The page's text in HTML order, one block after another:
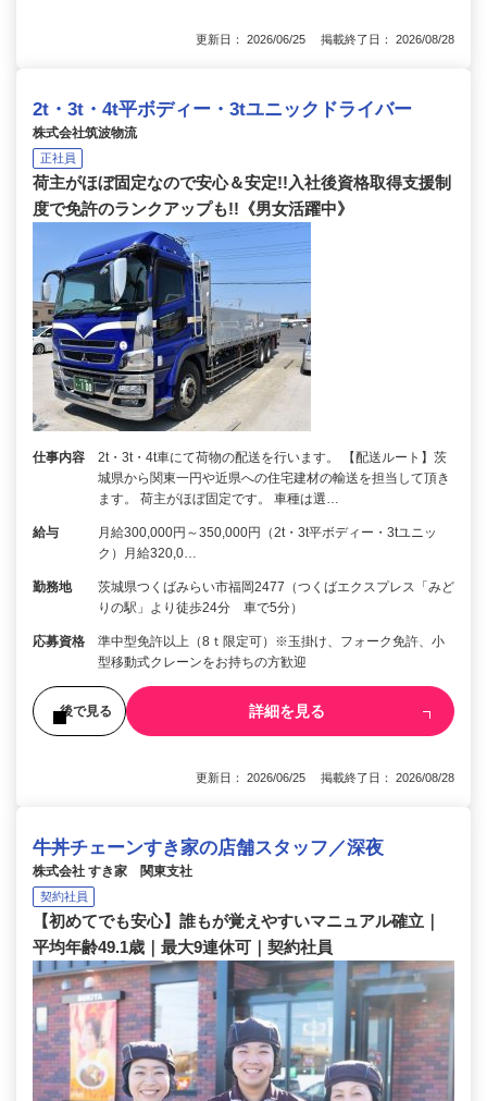
更新日： 2026/06/25 掲載終了日： 2026/08/28
2t・3t・4t平ボディー・3tユニックドライバー
株式会社筑波物流
正社員
荷主がほぼ固定なので安心＆安定!!入社後資格取得支援制
度で免許のランクアップも!!《男女活躍中》
仕事内容
2t・3t・4t車にて荷物の配送を行います。 【配送ルート】茨
城県から関東一円や近県への住宅建材の輸送を担当して頂き
ます。 荷主がほぼ固定です。 車種は選…
給与
月給300,000円～350,000円（2t・3t平ボディー・3tユニッ
ク）月給320,0…
勤務地
茨城県つくばみらい市福岡2477（つくばエクスプレス「みど
りの駅」より徒歩24分 車で5分）
応募資格
準中型免許以上（8ｔ限定可）※玉掛け、フォーク免許、小
型移動式クレーンをお持ちの方歓迎
後で見る 詳細を見る
更新日： 2026/06/25 掲載終了日： 2026/08/28
牛丼チェーンすき家の店舗スタッフ／深夜
株式会社 すき家 関東支社
契約社員
【初めてでも安心】誰もが覚えやすいマニュアル確立｜
平均年齢49.1歳｜最大9連休可｜契約社員